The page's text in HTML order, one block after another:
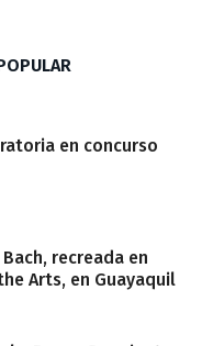
en concurso
recreada en
Arts, en Guayaquil